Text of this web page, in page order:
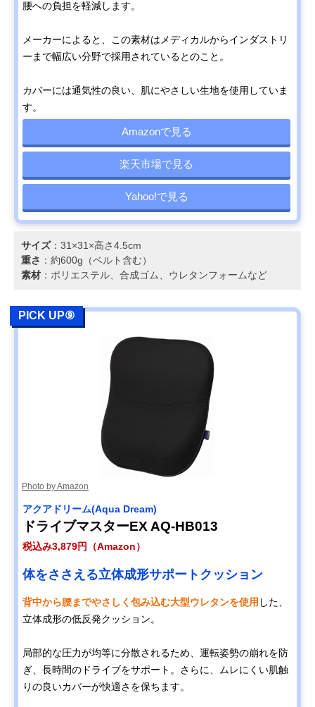
腰への負担を軽減します。
メーカーによると、この素材はメディカルからインダストリ
ーまで幅広い分野で採用されているとのこと。
カバーには通気性の良い、肌にやさしい生地を使用していま
す。
Amazonで見る
楽天市場で見る
Yahoo!で見る
サイズ：31×31×高さ4.5cm
重さ ：約600g（ベルト含む）
素材 ：ポリエステル、合成ゴム、ウレタンフォームなど
PICK UP⑨
Photo by Amazon
アクアドリーム(Aqua Dream)
ドライブマスターEX AQ-HB013
税込み3,879円（Amazon）
体をささえる立体成形サポートクッション
背中から腰までやさしく包み込む大型ウレタンを使用 した、
立体成形の低反発クッション。
局部的な圧力が均等に分散されるため、運転姿勢の崩れを防
ぎ、長時間のドライブをサポート。さらに、ムレにくい肌触
りの良いカバーが快適さを保ちます。